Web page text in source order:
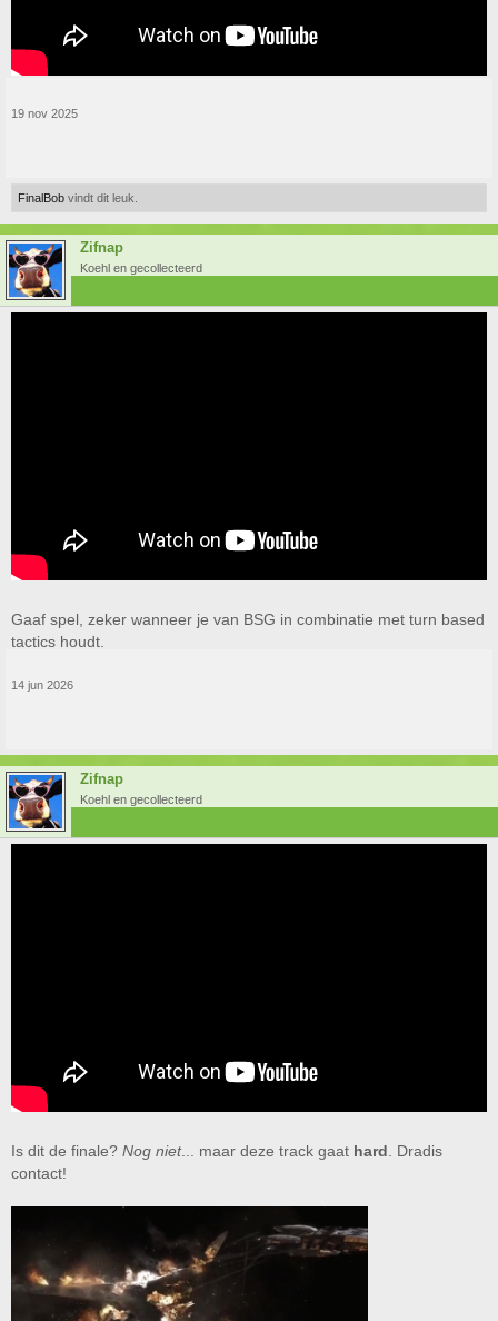
19 nov 2025
FinalBob vindt dit leuk.
Zifnap
Koehl en gecollecteerd
Gaaf spel, zeker wanneer je van BSG in combinatie met turn based
tactics houdt.
14 jun 2026
Zifnap
Koehl en gecollecteerd
Is dit de finale? Nog niet... maar deze track gaat hard . Dradis
contact!